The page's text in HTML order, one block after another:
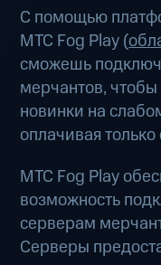
С помощью
МТС Fog Play (
сможешь
мерчантов,
новинки на
оплачивая
МТС Fog Play
возможность
серверам
Серверы